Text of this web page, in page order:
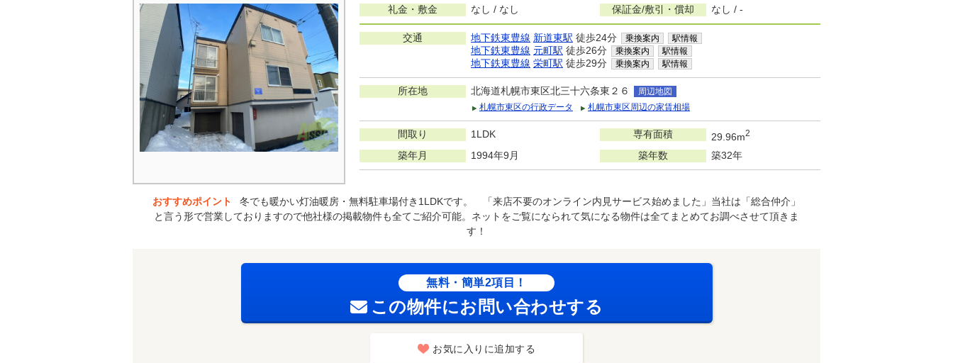
礼金・敷金
なし / なし 保証金/敷引・償却 なし / -
交通 地下鉄東豊線 新道東駅 徒歩24分 乗換案内 駅情報
地下鉄東豊線 元町駅 徒歩26分 乗換案内 駅情報
地下鉄東豊線 栄町駅 徒歩29分 乗換案内 駅情報
所在地 北海道札幌市東区北三十六条東２６
周辺地図
札幌市東区の行政データ
札幌市東区周辺の家賃相場
間取り 1LDK 専有面積 29.96m2
築年月 1994年9月 築年数 築32年
おすすめポイント
冬でも暖かい灯油暖房・無料駐車場付き1LDKです。 「来店不要のオンライン内見サービス始めました」当社は「総合仲介」
と言う形で営業しておりますので他社様の掲載物件も全てご紹介可能。ネットをご覧になられて気になる物件は全てまとめてお調べさせて頂きま
す！
無料・簡単2項目！
この物件にお問い合わせする
お気に入りに追加する